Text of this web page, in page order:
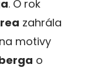
. O rok
zahrála
motivy
o